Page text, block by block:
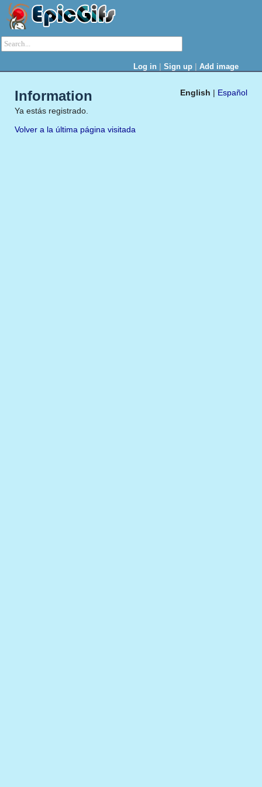
Log in | Sign up | Add image
English | Español
Information
Ya estás registrado.
Volver a la última página visitada